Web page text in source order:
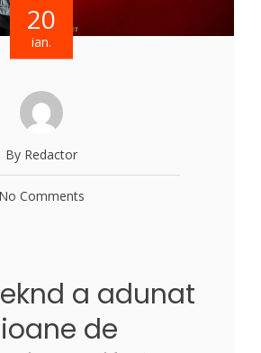
20
ian.
By Redactor
No Comments
a adunat
de